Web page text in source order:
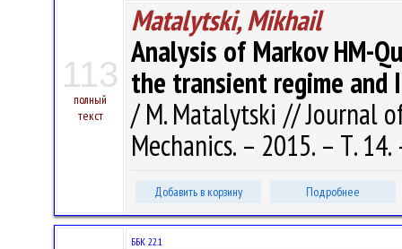
113
полный
текст
Matalytski, Mikhail
Analysis of Markov HM-
the transient regime and
/ M. Matalytski // Journal
Mechanics. – 2015. – Т.
Добавить в корзину Подробнее
ББК 22.1